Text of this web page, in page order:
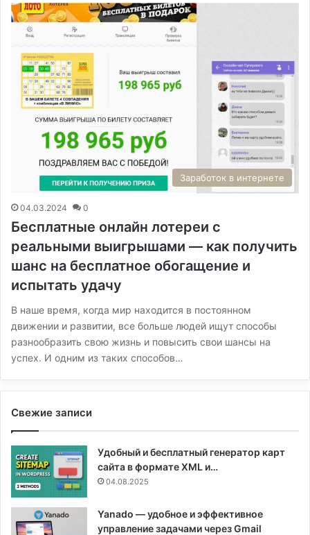
Заработок в интернете
04.03.2024 0
Бесплатные онлайн лотереи с
реальными выигрышами — как получить
шанс на бесплатное обогащение и
испытать удачу
В наше время, когда мир находится в постоянном
движении и развитии, все больше людей ищут способы
разнообразить свою жизнь и повысить свои шансы на
успех. И одним из таких способов…
Свежие записи
Удобный и бесплатный генератор карт
сайта в формате XML и…
04.08.2025
Yanado — удобное и эффективное
управление задачами через Gmail